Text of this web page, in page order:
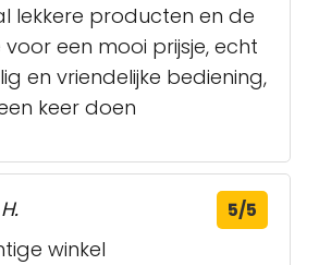
lekkere producten en de
voor een mooi prijsje, echt
en vriendelijke bediening,
keer doen
5/5
winkel